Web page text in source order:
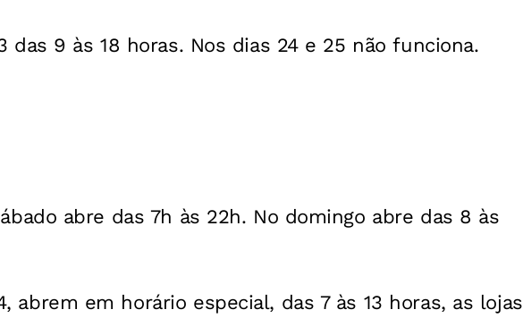
das 9 às 18 horas. Nos dias 24 e 25 não funciona.
abre das 7h às 22h. No domingo abre das 8 às
abrem em horário especial, das 7 às 13 horas, as lojas